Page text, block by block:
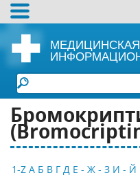
МЕДИЦИНСКАЯ
1-Z А Б В Г Д Е - Ж - З И - Й